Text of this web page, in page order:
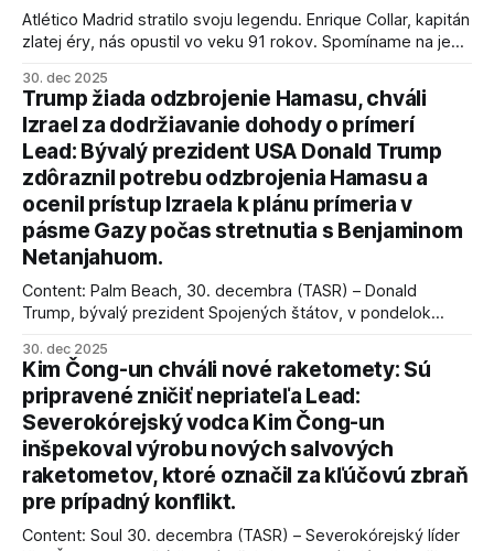
Atlético Madrid stratilo svoju legendu. Enrique Collar, kapitán
zlatej éry, nás opustil vo veku 91 rokov. Spomíname na jeho
30. dec 2025
Trump žiada odzbrojenie Hamasu, chváli
Izrael za dodržiavanie dohody o prímerí
Lead: Bývalý prezident USA Donald Trump
zdôraznil potrebu odzbrojenia Hamasu a
ocenil prístup Izraela k plánu prímeria v
pásme Gazy počas stretnutia s Benjaminom
Netanjahuom.
Content: Palm Beach, 30. decembra (TASR) – Donald
Trump, bývalý prezident Spojených štátov, v pondelok
kľúčové pre úspešné dosiahnutie prímeria v Gaze. Agentúra
AFP informuje, že Trump vyjadril presvedčenie, že Izrael plní
podmienky dohody o prí
30. dec 2025
Kim Čong-un chváli nové raketomety: Sú
pripravené zničiť nepriateľa Lead:
Severokórejský vodca Kim Čong-un
inšpekoval výrobu nových salvových
raketometov, ktoré označil za kľúčovú zbraň
pre prípadný konflikt.
Content: Soul 30. decembra (TASR) – Severokórejský líder